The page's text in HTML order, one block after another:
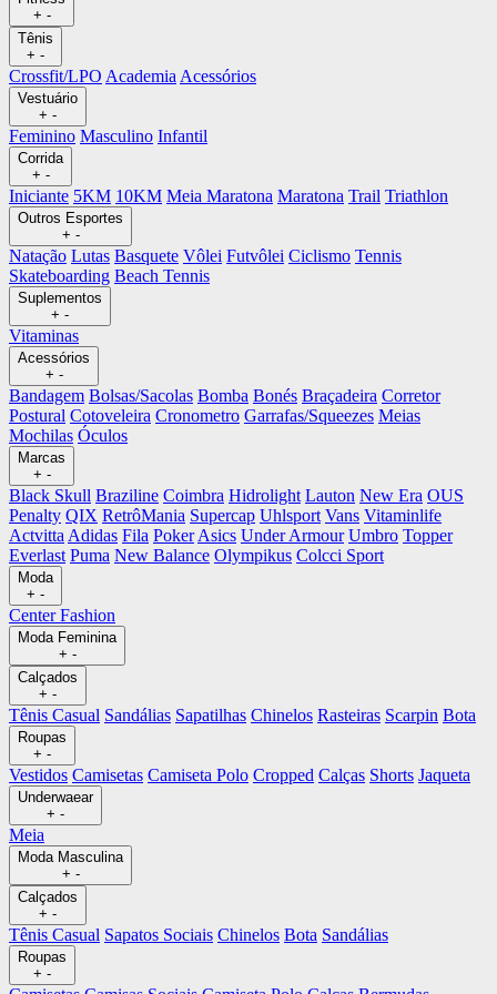
+ -
Tênis
+ -
Crossfit/LPO Academia Acessórios
Vestuário
+ -
Feminino Masculino Infantil
Corrida
+ -
Iniciante 5KM 10KM Meia Maratona Maratona Trail Triathlon
Outros Esportes
+ -
Natação Lutas Basquete Vôlei Futvôlei Ciclismo Tennis
Skateboarding Beach Tennis
Suplementos
+ -
Vitaminas
Acessórios
+ -
Bandagem Bolsas/Sacolas Bomba Bonés Braçadeira Corretor
Postural Cotoveleira Cronometro Garrafas/Squeezes Meias
Mochilas Óculos
Marcas
+ -
Black Skull Braziline Coimbra Hidrolight Lauton New Era OUS
Penalty QIX RetrôMania Supercap Uhlsport Vans Vitaminlife
Actvitta Adidas Fila Poker Asics Under Armour Umbro Topper
Everlast Puma New Balance Olympikus Colcci Sport
Moda
+ -
Center Fashion
Moda Feminina
+ -
Calçados
+ -
Tênis Casual Sandálias Sapatilhas Chinelos Rasteiras Scarpin Bota
Roupas
+ -
Vestidos Camisetas Camiseta Polo Cropped Calças Shorts Jaqueta
Underwaear
+ -
Meia
Moda Masculina
+ -
Calçados
+ -
Tênis Casual Sapatos Sociais Chinelos Bota Sandálias
Roupas
+ -